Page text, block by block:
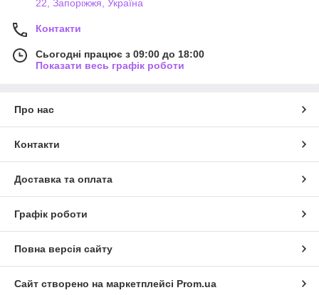
22, Запоріжжя, Україна
Контакти
Сьогодні працює з 09:00 до 18:00
Показати весь графік роботи
Про нас
Контакти
Доставка та оплата
Графік роботи
Повна версія сайту
Сайт створено на маркетплейсі Prom.ua